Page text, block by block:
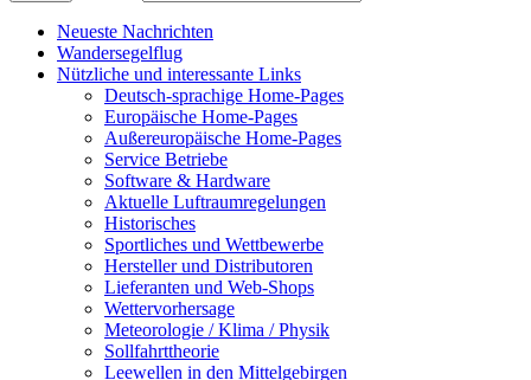
Neueste Nachrichten
Wandersegelflug
Nützliche und interessante Links
Deutsch-sprachige Home-Pages
Europäische Home-Pages
Außereuropäische Home-Pages
Service Betriebe
Software & Hardware
Aktuelle Luftraumregelungen
Historisches
Sportliches und Wettbewerbe
Hersteller und Distributoren
Lieferanten und Web-Shops
Wettervorhersage
Meteorologie / Klima / Physik
Sollfahrttheorie
Leewellen in den Mittelgebirgen